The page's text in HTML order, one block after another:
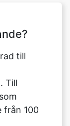
till
100
50 = 2,